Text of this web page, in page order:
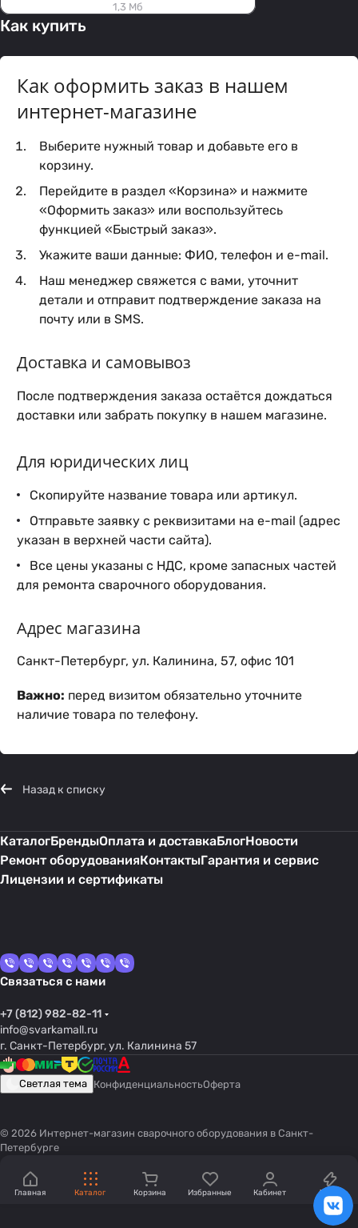
заземления
1,3 Мб
Как купить
Как оформить заказ в нашем
интернет-магазине
Выберите нужный товар и добавьте его в
корзину.
Перейдите в раздел «Корзина» и нажмите
«Оформить заказ» или воспользуйтесь
функцией «Быстрый заказ».
Укажите ваши данные: ФИО, телефон и e-mail.
Наш менеджер свяжется с вами, уточнит
детали и отправит подтверждение заказа на
почту или в SMS.
Доставка и самовывоз
После подтверждения заказа остаётся дождаться
доставки или забрать покупку в нашем магазине.
Для юридических лиц
Скопируйте название товара или артикул.
Отправьте заявку с реквизитами на e-mail (адрес
указан в верхней части сайта).
Все цены указаны с НДС, кроме запасных частей
для ремонта сварочного оборудования.
Адрес магазина
Санкт-Петербург, ул. Калинина, 57, офис 101
Важно: перед визитом обязательно уточните
наличие товара по телефону.
Назад к списку
КаталогБрендыОплата и доставкаБлогНовости
Ремонт оборудованияКонтактыГарантия и сервис
Лицензии и сертификаты
Связаться с нами
+7 (812) 982-82-11
info@svarkamall.ru
г. Санкт-Петербург, ул. Калинина 57
Светлая тема КонфиденциальностьОферта
© 2026 Интернет-магазин сварочного оборудования в Санкт-
Петербурге
Главная Каталог Корзина Избранные Кабинет Акции